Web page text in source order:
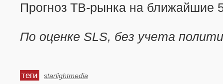
Прогноз ТВ-рынка на ближайшие
По оценке SLS, без учета
теги
starlightmedia